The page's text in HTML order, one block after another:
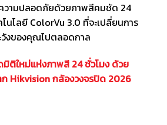
วามปลอดภัยด้วยภาพสีคมชัด 24
นโลยี ColorVu 3.0 ที่จะเปลี่ยนการ
วังของคุณไปตลอดกาล
มิติใหม่แห่งภาพสี 24 ชั่วโมง ด้วย
ก Hikvision กล้องวงจรปิด 2026